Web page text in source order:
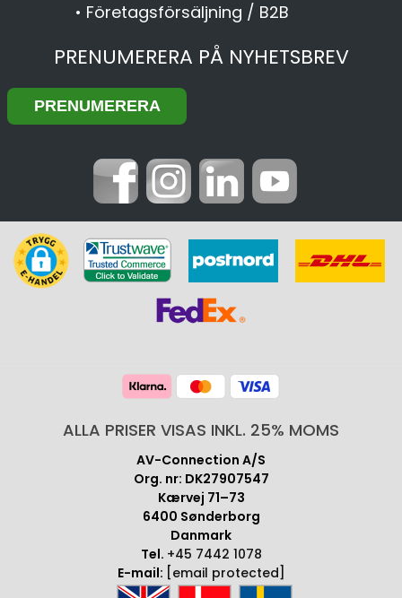
• Företagsförsäljning / B2B
PRENUMERERA PÅ NYHETSBREV
ALLA PRISER VISAS INKL. 25% MOMS
AV-Connection A/S
Org. nr: DK27907547
Kærvej 71–73
6400 Sønderborg
Danmark
Tel. +45 7442 1078
E-mail: [email protected]